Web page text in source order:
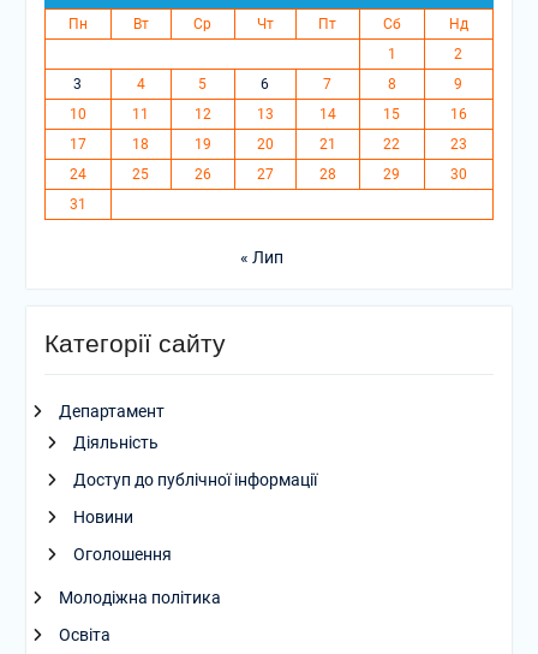
Пн Вт Ср Чт Пт Сб
Нд
1
2
3
4 5 6 7 8
9
10
11 12 13 14 15
16
17
18 19 20 21 22
23
24
25 26 27 28 29
30
31
« Лип
Категорії сайту
Департамент
Діяльність
Доступ до публічної інформації
Новини
Оголошення
Молодіжна політика
Освіта